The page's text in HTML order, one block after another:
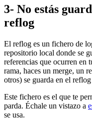
3- No estás
reflog
El reflog es un fichero de
repositorio local donde se
referencias que ocurren en
rama, haces un merge, un
otros) se guarda en el
Este fichero es el que te
parda. Échale un vistazo a
se usa.